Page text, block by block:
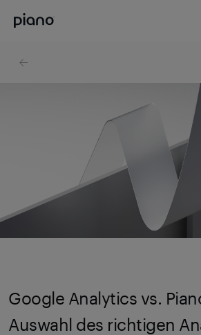
Google Analytics vs.
Auswahl des richtigen